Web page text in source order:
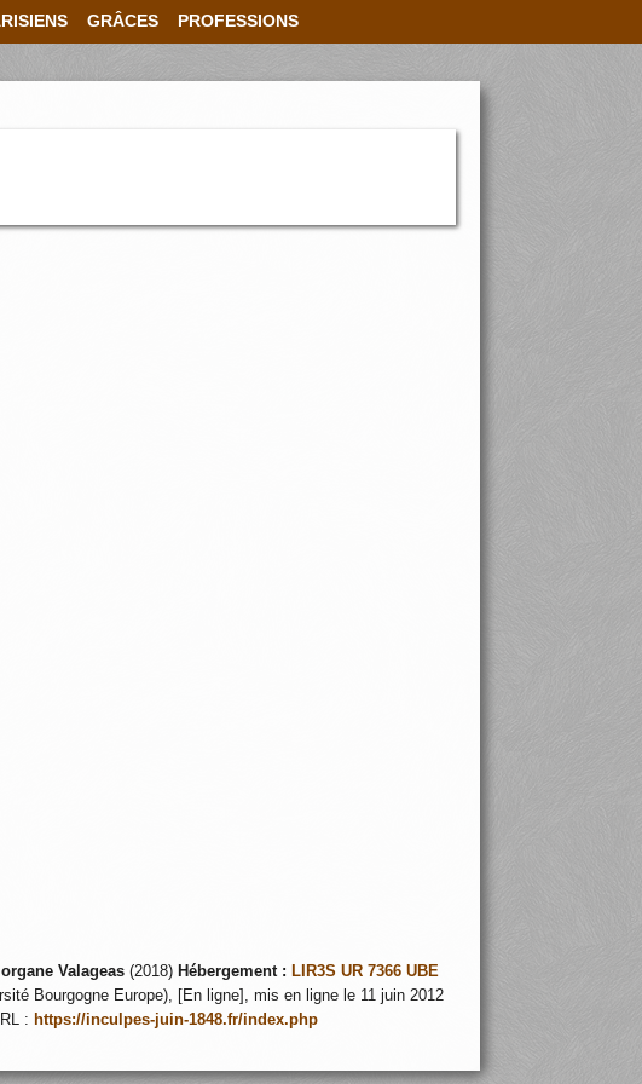
GRÂCES PROFESSIONS
Valageas(2018) Hébergement : LIR3S UR 7366 UBE
Bourgogne Europe), [En ligne], mis en ligne le 11 juin 2012
: https://inculpes-juin-1848.fr/index.php